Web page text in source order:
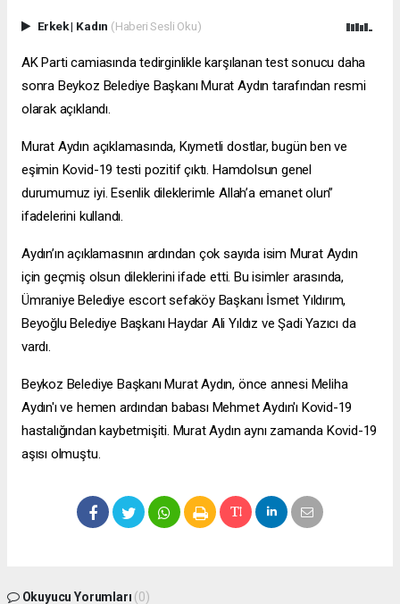
Erkek| Kadın (Haberi Sesli Oku)
AK Parti camiasında tedirginlikle karşılanan test sonucu daha
sonra Beykoz Belediye Başkanı Murat Aydın tarafından resmi
olarak açıklandı.
Murat Aydın açıklamasında, Kıymetli dostlar, bugün ben ve
eşimin Kovid-19 testi pozitif çıktı. Hamdolsun genel
durumumuz iyi. Esenlik dileklerimle Allah’a emanet olun”
ifadelerini kullandı.
Aydın’ın açıklamasının ardından çok sayıda isim Murat Aydın
için geçmiş olsun dileklerini ifade etti. Bu isimler arasında,
Ümraniye Belediye escort sefaköyBaşkanı İsmet Yıldırım,
Beyoğlu Belediye Başkanı Haydar Ali Yıldız ve Şadi Yazıcı da
vardı.
Beykoz Belediye Başkanı Murat Aydın, önce annesi Meliha
Aydın'ı ve hemen ardından babası Mehmet Aydın'ı Kovid-19
hastalığından kaybetmişiti. Murat Aydın aynı zamanda Kovid-19
aşısı olmuştu.
Okuyucu Yorumları (0)